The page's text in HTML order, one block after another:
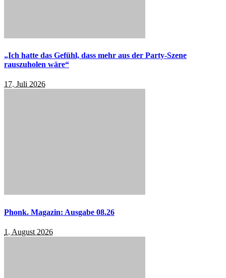
„Ich hatte das Gefühl, dass mehr aus der Party-Szene
rauszuholen wäre“
17. Juli 2026
Phonk. Magazin: Ausgabe 08.26
1. August 2026